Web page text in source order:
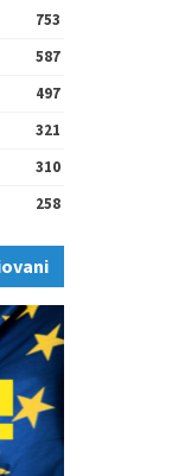
753
587
497
321
310
258